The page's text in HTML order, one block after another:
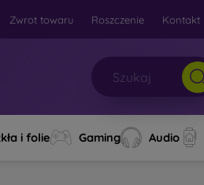
Zwrot towaru Roszczenie Kontakt
i folie Gaming Audio